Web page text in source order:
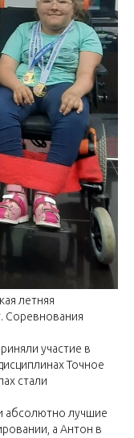
летняя
Соревнования
участие в
Точное
стали
абсолютно лучшие
а Антон в